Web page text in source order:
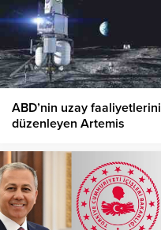
ABD’nin uzay faaliyetlerini
düzenleyen Artemis
imza attı